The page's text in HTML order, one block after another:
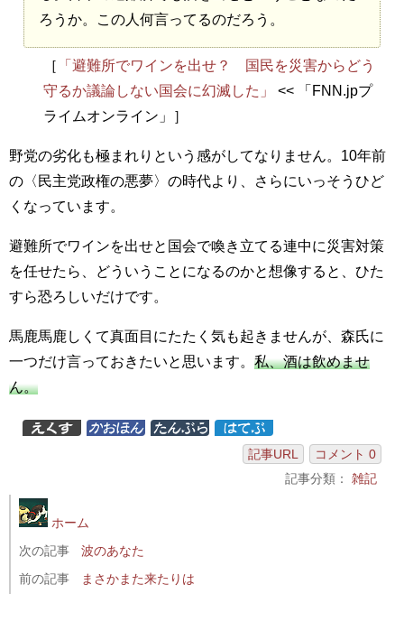
ろうか。この人何言ってるのだろう。
［
「避難所でワインを出せ？ 国民を災害からどう
守るか議論しない国会に幻滅した」
<< 「FNN.jpプ
ライムオンライン」］
野党の劣化も極まれりという感がしてなりません。10年前
の〈民主党政権の悪夢〉の時代より、さらにいっそうひど
くなっています。
避難所でワインを出せと国会で喚き立てる連中に災害対策
を任せたら、どういうことになるのかと想像すると、ひた
すら恐ろしいだけです。
馬鹿馬鹿しくて真面目にたたく気も起きませんが、森氏に
一つだけ言っておきたいと思います。 私、酒は飲めませ
ん。
記事URL
コメント 0
記事分類： 雑記
ホーム
次の記事
波のあなた
前の記事
まさかまた来たりは